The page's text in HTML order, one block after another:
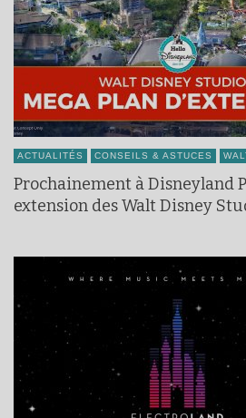
ACTUALITÉS CONSEILS & ASTUCES
Prochainement à Disneyland
extension des Walt Disney